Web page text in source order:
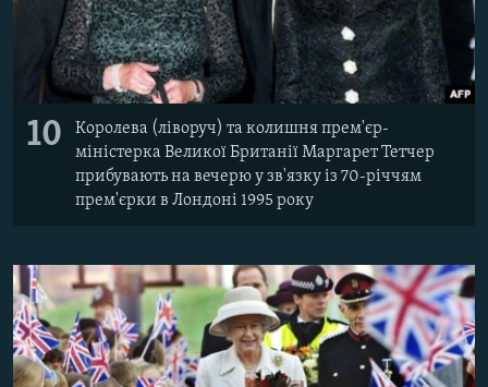
10
Королева (ліворуч) та колишня прем'єр-
міністерка Великої Британії Маргарет Тетчер
прибувають на вечерю у зв'язку із 70-річчям
прем'єрки в Лондоні 1995 року